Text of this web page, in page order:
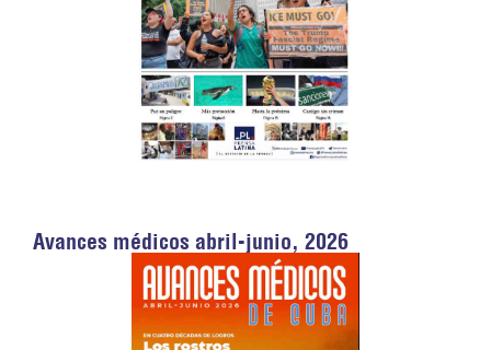
Avances médicos abril-junio, 2026